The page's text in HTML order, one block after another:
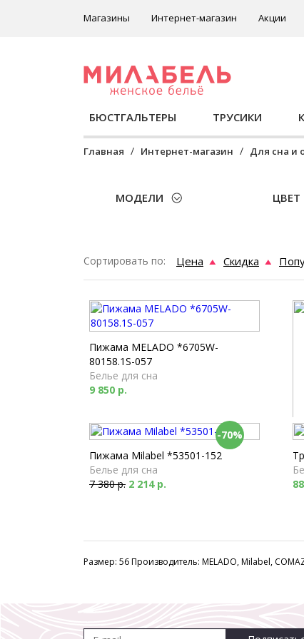
Магазины Интернет-магазин Акции
БЮСТГАЛЬТЕРЫ ТРУСИКИ
Главная Интернет-магазин Для сна и
МОДЕЛИ ЦВЕТ
Сортировать по: Цена Скидка
Пижама MELADO *6705W-
80158.1S-057
Белье для сна
9 850 р.
7
-70%
Пижама Milabel *53501-152
Белье для сна
7 380 р. 2 214 р.
Размер: 56 Производитель: MELADO, Milabel,